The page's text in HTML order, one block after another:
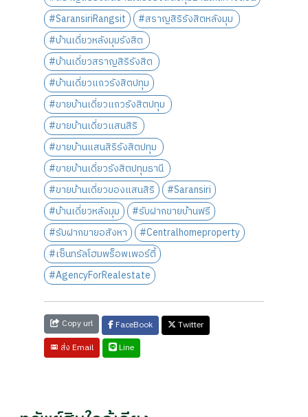
#SaransiriRangsit
#สราญสิริรังสิตหลังมุม
#บ้านเดี่ยวหลังมุมรังสิต
#บ้านเดี่ยวสราญสิริรังสิต
#บ้านเดี่ยวแถวรังสิตปทุม
#ขายบ้านเดี่ยวแถวรังสิตปทุม
#ขายบ้านเดี่ยวแสนสิริ
#ขายบ้านแสนสิริรังสิตปทุม
#ขายบ้านเดี่ยวรังสิตปทุมธานี
#ขายบ้านเดี่ยวของแสนสิริ
#Saransiri
#บ้านเดี่ยวหลังมุม
#รับฝากขายบ้านฟรี
#รับฝากขายอสังหา
#Centralhomeproperty
#เซ็นทรัลโฮมพร็อพเพอร์ตี้
#AgencyForRealestate
Copy url FaceBook
Twitter
ส่ง Email
Line